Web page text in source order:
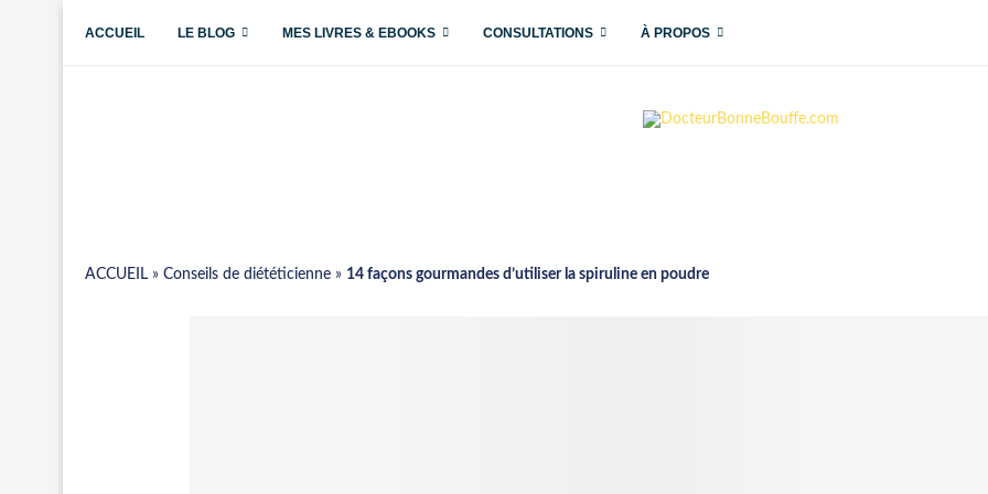
ACCUEIL LE BLOG MES LIVRES & EBOOKS CONSULTATIONS À PROPOS
ACCUEIL » Conseils de diététicienne » 14 façons gourmandes d’utiliser la spiruline en poudre